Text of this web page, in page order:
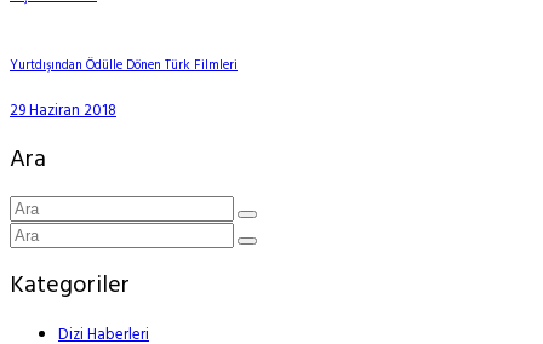
Yurtdışından Ödülle Dönen Türk Filmleri
29 Haziran 2018
Ara
Kategoriler
Dizi Haberleri